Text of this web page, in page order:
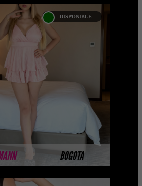
BOGOTA
DISPONIBLE
NUEVA
modelo pertenece a
Privado Platinum.
de modelos con un
y perf ...
INFORMACIÓN